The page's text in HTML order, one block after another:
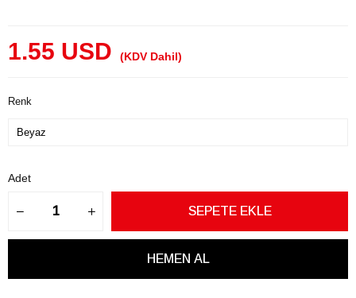
1.55 USD (KDV Dahil)
Renk
Adet